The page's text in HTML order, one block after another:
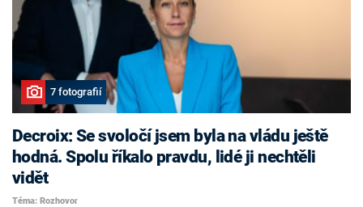
7 fotografií
Decroix: Se svoločí jsem byla na vládu ještě
hodná. Spolu říkalo pravdu, lidé ji nechtěli
vidět
Téma: Rozhovor